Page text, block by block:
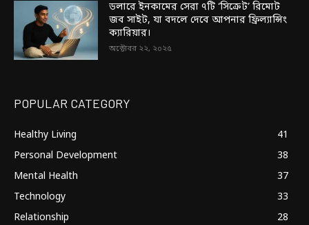
ডলারে ইনকামের সেরা ৭টি ‘সিক্রেট’ রিমোট
জব সাইট, যা বদলে দেবে আপনার ফ্রিল্যান্সিং
ক্যারিয়ার।
অক্টোবর ২২, ২০২৫
POPULAR CATEGORY
Healthy Living
41
Personal Development
38
Mental Health
37
Technology
33
Relationship
28